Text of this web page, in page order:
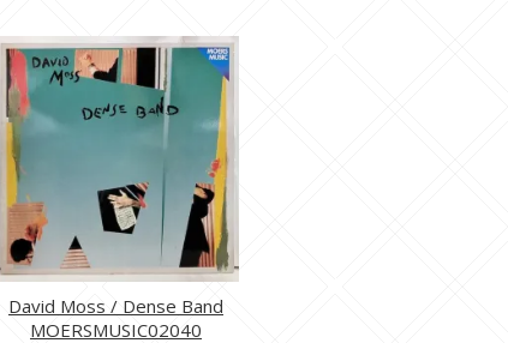
David Moss / Dense Band
MOERSMUSIC02040